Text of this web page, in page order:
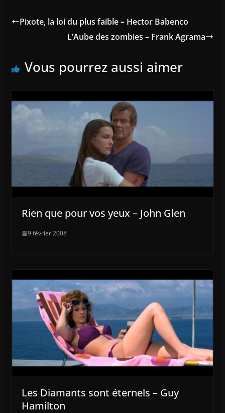
Pixote, la loi du plus faible – Hector Babenco
L’Aube des zombies – Frank Agrama
Vous pourrez aussi aimer
Rien que pour vos yeux – John Glen
9 février 2008
Les Diamants sont éternels – Guy
Hamilton